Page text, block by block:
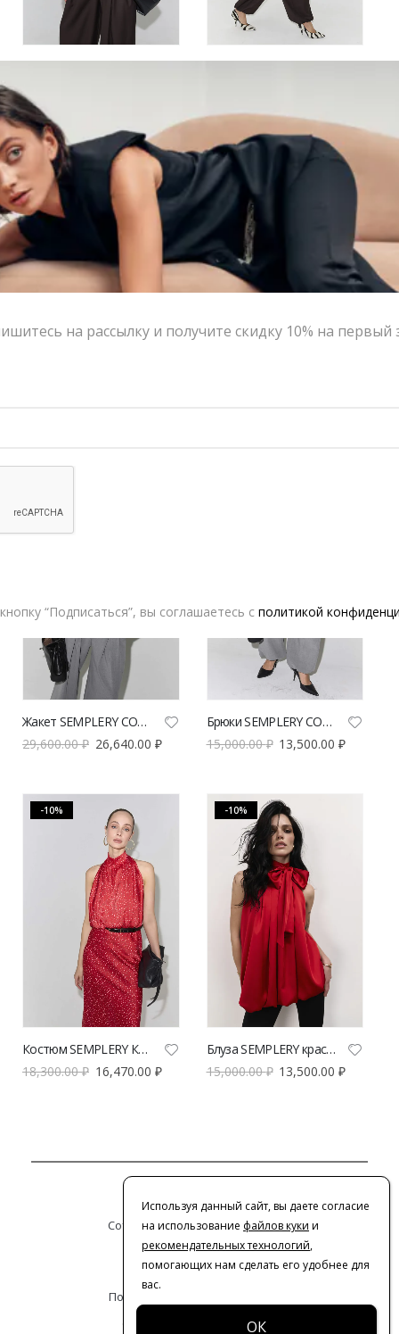
Жакет SEMPLERY СОН шоколадного цвета | VERESK studio
Брюки SEMPLERY СОН шоколадного цвета | VERESK studio
-10% -10%
Жакет SEMPLERY СОН серого цвета | VERESK studio
29,600.00₽ 26,640.00 ₽
Брюки SEMPLERY СОН серого цвета | VERESK studio
15,000.00₽ 13,500.00₽
-10%
Костюм SEMPLERY Келли красного цвета | VERESK studio
18,300.00₽ 16,470.00 ₽
-10%
Блуза SEMPLERY красного цвета | VERESK studio
15,000.00₽ 13,500.00₽
Сотрудничество с дизайнерами
Оферта
Политика конфиденциальности
© 2016-2026 | VERESK studio
Используя данный сайт, вы даете согласие
на использование файлов куки и
рекомендательных технологий,
помогающих нам сделать его удобнее для
вас.
на рассылку и получите скидку 10% на первый
“Подписаться”, вы соглашаетесь с политикой